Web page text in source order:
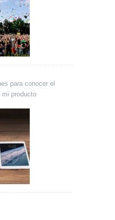
para conocer el
producto